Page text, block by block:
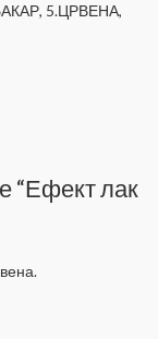
5.ЦРВЕНА,
“Ефект лак